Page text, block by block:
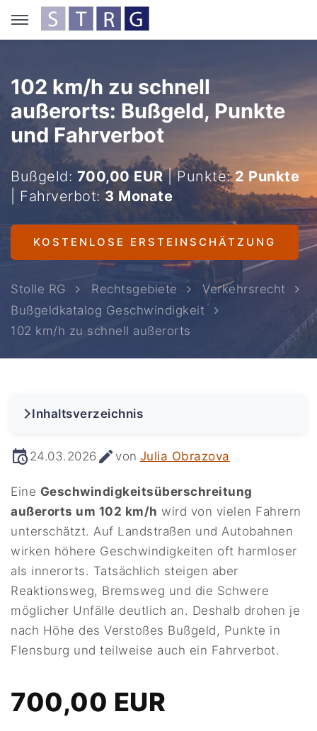
102 km/h zu schnell
außerorts: Bußgeld, Punkte
und Fahrverbot
Bußgeld: 700,00 EUR| Punkte:2 Punkte
| Fahrverbot: 3 Monate
KOSTENLOSE ERSTEINSCHÄTZUNG
Stolle RG Rechtsgebiete
Verkehrsrecht
Bußgeldkatalog Geschwindigkeit
102 km/h zu schnell außerorts
24.03.2026 von Julia Obrazova
Eine Geschwindigkeitsüberschreitung
außerorts um 102 km/h wird von vielen Fahrern
unterschätzt. Auf Landstraßen und Autobahnen
wirken höhere Geschwindigkeiten oft harmloser
als innerorts. Tatsächlich steigen aber
Reaktionsweg, Bremsweg und die Schwere
möglicher Unfälle deutlich an. Deshalb drohen je
nach Höhe des Verstoßes Bußgeld, Punkte in
Flensburg und teilweise auch ein Fahrverbot.
700,00 EUR
Inhaltsverzeichnis